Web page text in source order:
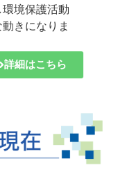
境保護活動
きになりま
詳細はこちら